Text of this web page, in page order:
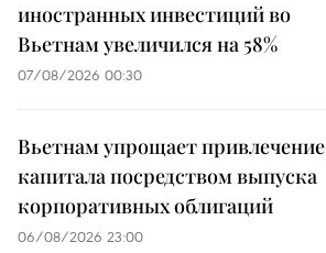
иностранных инвестиций во
Вьетнам увеличился на 58%
07/08/2026 00:30
Вьетнам упрощает привлечение
капитала посредством выпуска
корпоративных облигаций
06/08/2026 23:00